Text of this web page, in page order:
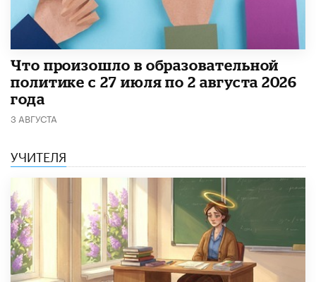
​Что произошло в образовательной
политике с 27 июля по 2 августа 2026
года
3 АВГУСТА
УЧИТЕЛЯ